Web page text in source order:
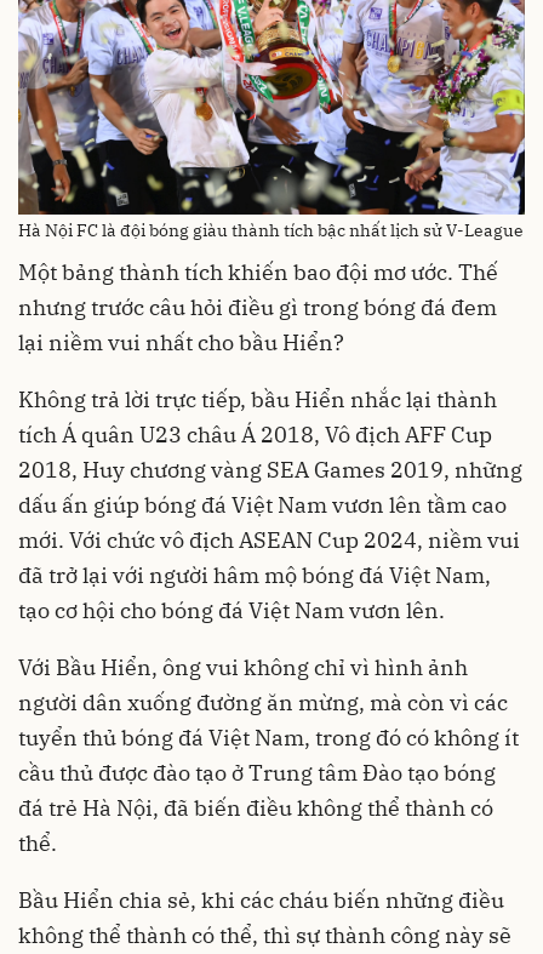
Hà Nội FC là đội bóng giàu thành tích bậc nhất lịch sử V-League
Một bảng thành tích khiến bao đội mơ ước. Thế
nhưng trước câu hỏi điều gì trong bóng đá đem
lại niềm vui nhất cho bầu Hiển?
Không trả lời trực tiếp, bầu Hiển nhắc lại thành
tích Á quân U23 châu Á 2018, Vô địch AFF Cup
2018, Huy chương vàng SEA Games 2019, những
dấu ấn giúp bóng đá Việt Nam vươn lên tầm cao
mới. Với chức vô địch ASEAN Cup 2024, niềm vui
đã trở lại với người hâm mộ bóng đá Việt Nam,
tạo cơ hội cho bóng đá Việt Nam vươn lên.
Với Bầu Hiển, ông vui không chỉ vì hình ảnh
người dân xuống đường ăn mừng, mà còn vì các
tuyển thủ bóng đá Việt Nam, trong đó có không ít
cầu thủ được đào tạo ở Trung tâm Đào tạo bóng
đá trẻ Hà Nội, đã biến điều không thể thành có
thể.
Bầu Hiển chia sẻ, khi các cháu biến những điều
không thể thành có thể, thì sự thành công này sẽ